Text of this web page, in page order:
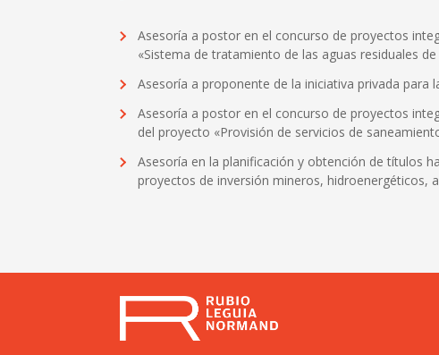
Asesoría a postor en el concurso de proyectos
«Sistema de tratamiento de las aguas residuales
Asesoría a proponente de la iniciativa privada para
Asesoría a postor en el concurso de proyectos
del proyecto «Provisión de servicios de
Asesoría en la planificación y obtención de títulos
proyectos de inversión mineros, hidroenergéticos,